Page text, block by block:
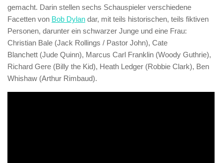
gemacht. Darin stellen sechs Schauspieler verschiedene
Facetten von Bob Dylan dar, mit teils historischen, teils fiktiven
Personen, darunter ein schwarzer Junge und eine Frau:
Christian Bale (Jack Rollings / Pastor John), Cate
Blanchett (Jude Quinn), Marcus Carl Franklin (Woody Guthrie),
Richard Gere (Billy the Kid), Heath Ledger (Robbie Clark), Ben
Whishaw (Arthur Rimbaud).